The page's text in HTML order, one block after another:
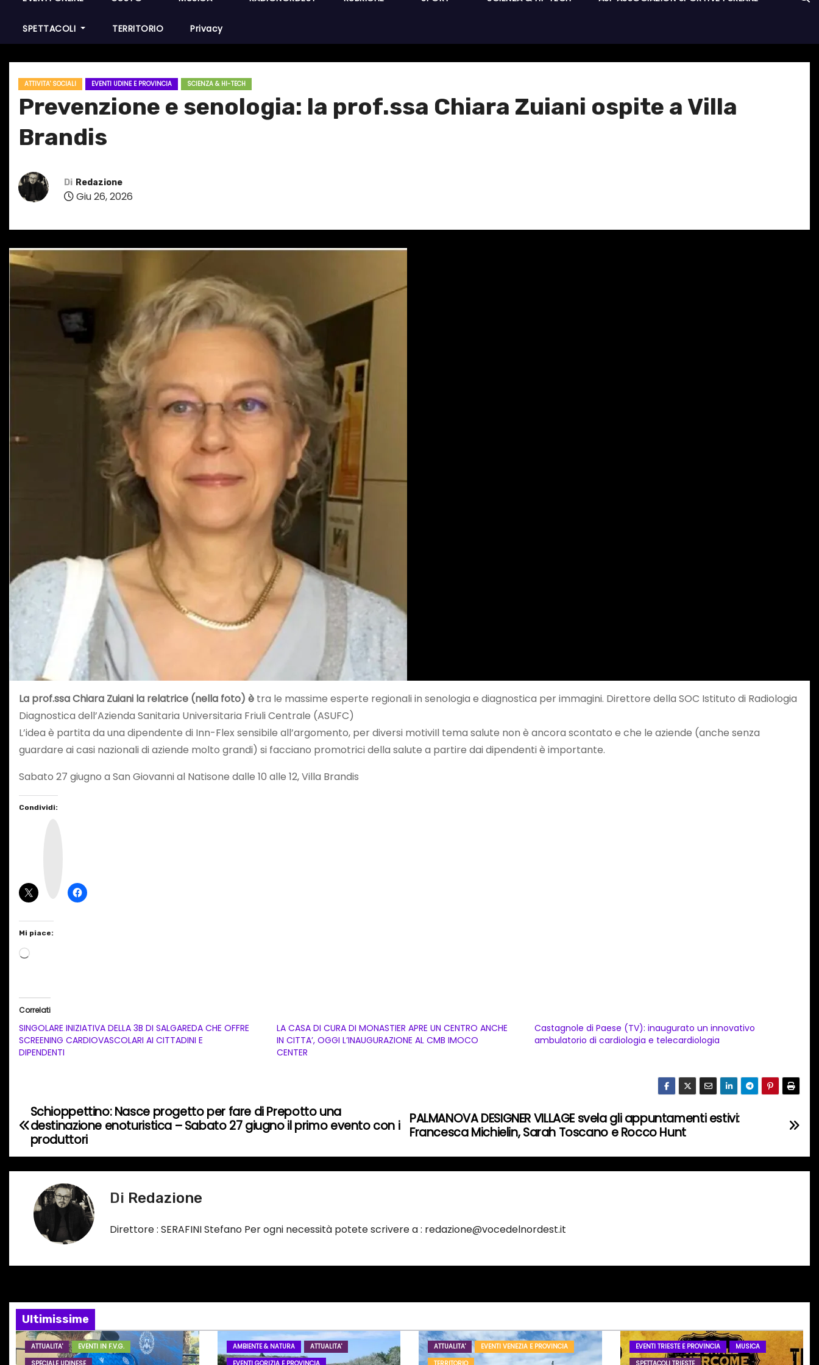
SPETTACOLI TERRITORIO Privacy
ATTIVITA' SOCIALI EVENTI UDINE E PROVINCIA SCIENZA & HI-TECH
Prevenzione e senologia: la prof.ssa Chiara Zuiani ospite a Villa
Brandis
Di Redazione
Giu 26, 2026
La prof.ssa Chiara Zuiani la relatrice (nella foto) è tra le massime esperte regionali in senologia e diagnostica per immagini. Direttore della SOC Istituto di Radiologia
Diagnostica dell’Azienda Sanitaria Universitaria Friuli Centrale (ASUFC)
L’idea è partita da una dipendente di Inn-Flex sensibile all’argomento, per diversi motiviIl tema salute non è ancora scontato e che le aziende (anche senza
guardare ai casi nazionali di aziende molto grandi) si facciano promotrici della salute a partire dai dipendenti è importante.
Sabato 27 giugno a San Giovanni al Natisone dalle 10 alle 12, Villa Brandis
Condividi:
Mi piace:
C
a
m
t
o
n
c
Correlati
SINGOLARE INIZIATIVA DELLA 3B DI SALGAREDA CHE OFFRE
SCREENING CARDIOVASCOLARI AI CITTADINI E
DIPENDENTI
LA CASA DI CURA DI MONASTIER APRE UN CENTRO ANCHE
IN CITTA’, OGGI L’INAUGURAZIONE AL CMB IMOCO
CENTER
Castagnole di Paese (TV): inaugurato un innovativo
ambulatorio di cardiologia e telecardiologia
N
v
z
i
o
n
PALMANOVA DESIGNER VILLAGE svela gli appuntamenti estivi:
Francesca Michielin, Sarah Toscano e Rocco Hunt
Schioppettino: Nasce progetto per fare di Prepotto una
destinazione enoturistica – Sabato 27 giugno il primo evento con i
produttori
Di Redazione
Direttore : SERAFINI Stefano Per ogni necessità potete scrivere a : redazione@vocedelnordest.it
Ultimissime
ATTUALITA'
EVENTI IN F.V.G.
AMBIENTE & NATURA
ATTUALITA'
ATTUALITA'
EVENTI VENEZIA E PROVINCIA
EVENTI TRIESTE E PROVINCIA
MUSICA